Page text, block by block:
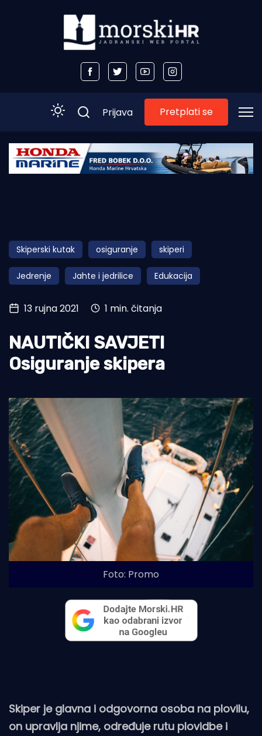
Početna
Obala
Otoci
Turizam i nautika
Pomorstvo
Ekologija
Tradicija i kultura
Prijava Pretplati se
Skiperski kutak osiguranje skiperi
Jedrenje Jahte i jedrilice Edukacija
13 rujna 2021 1 min. čitanja
NAUTIČKI SAVJETI
Osiguranje skipera
Foto: Promo
Skiper je glavna i odgovorna osoba na plovilu,
on upravlja njime, određuje rutu plovidbe i